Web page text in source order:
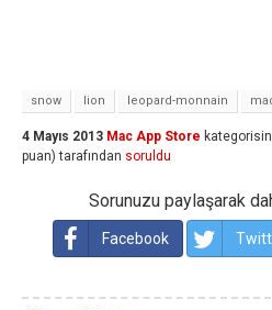
snow lion leopard-monnain
4 Mayıs 2013 Mac App Store
puan) tarafından soruldu
Sorunuzu paylaşarak
Facebook